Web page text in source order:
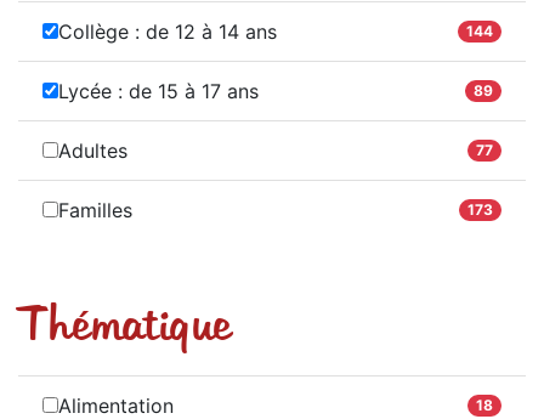
Collège : de 12 à 14 ans 144
Lycée : de 15 à 17 ans 89
Adultes 77
Familles 173
Thématique
Alimentation 18